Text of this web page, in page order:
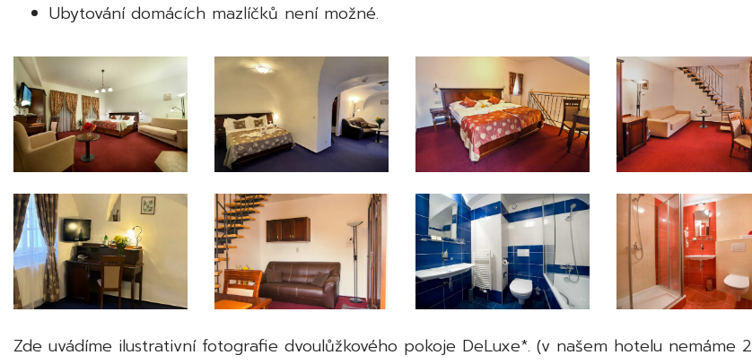
Ubytování domácích mazlíčků není možné.
Zde uvádíme ilustrativní fotografie dvoulůžkového pokoje DeLuxe*. (v našem hotelu nemáme 2